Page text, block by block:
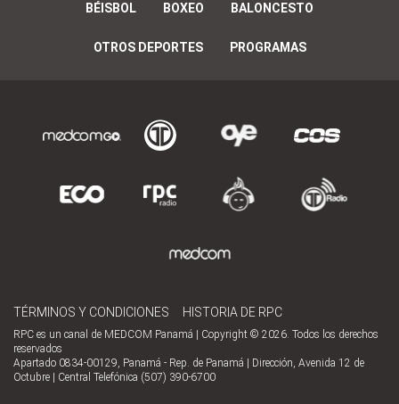
BÉISBOL BOXEO BALONCESTO
OTROS DEPORTES PROGRAMAS
TÉRMINOS Y CONDICIONES HISTORIA DE RPC
RPC es un canal de MEDCOM Panamá | Copyright © 2026. Todos los derechos
reservados
Apartado 0834-00129, Panamá - Rep. de Panamá | Dirección, Avenida 12 de
Octubre | Central Telefónica (507) 390-6700